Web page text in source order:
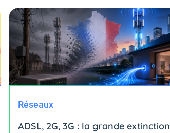
Réseaux
ADSL, 2G, 3G : la grande extinction